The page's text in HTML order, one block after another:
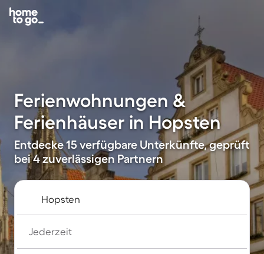
Ferienwohnungen &
Ferienhäuser in Hopsten
Entdecke 15 verfügbare Unterkünfte, geprüft
bei 4 zuverlässigen Partnern
Jederzeit